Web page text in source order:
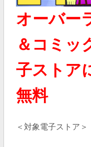
オーバー
＆コミッ
子ストア
無料
＜対象電子ストア＞